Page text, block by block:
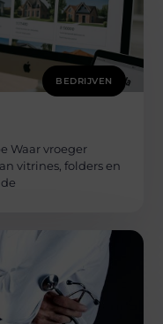
BEDRIJVEN
Waar vroeger
vitrines, folders en